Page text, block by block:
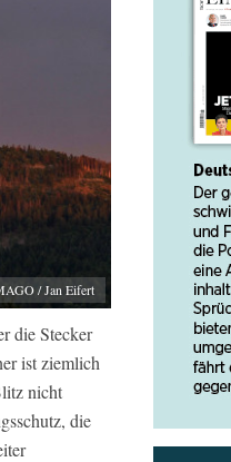
/ Jan Eifert
die Stecker
ist ziemlich
nicht
die